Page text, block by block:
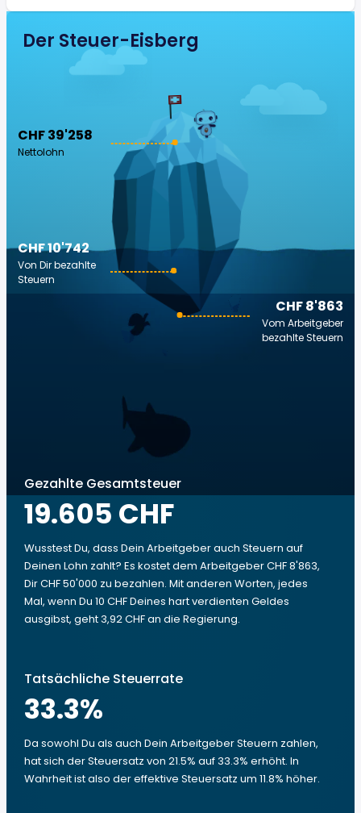
Der Steuer-Eisberg
CHF 39'258
Nettolohn
CHF 8'863
Vom Arbeitgeber
bezahlte Steuern
CHF 10'742
Von Dir bezahlte
Steuern
Gezahlte Gesamtsteuer
19.605 CHF
Wusstest Du, dass Dein Arbeitgeber auch Steuern auf
Deinen Lohn zahlt? Es kostet dem Arbeitgeber CHF 8'863,
Dir CHF 50'000 zu bezahlen. Mit anderen Worten, jedes
Mal, wenn Du 10 CHF Deines hart verdienten Geldes
ausgibst, geht 3,92 CHF an die Regierung.
Tatsächliche Steuerrate
33.3%
Da sowohl Du als auch Dein Arbeitgeber Steuern zahlen,
hat sich der Steuersatz von 21.5% auf 33.3% erhöht. In
Wahrheit ist also der effektive Steuersatz um 11.8% höher.